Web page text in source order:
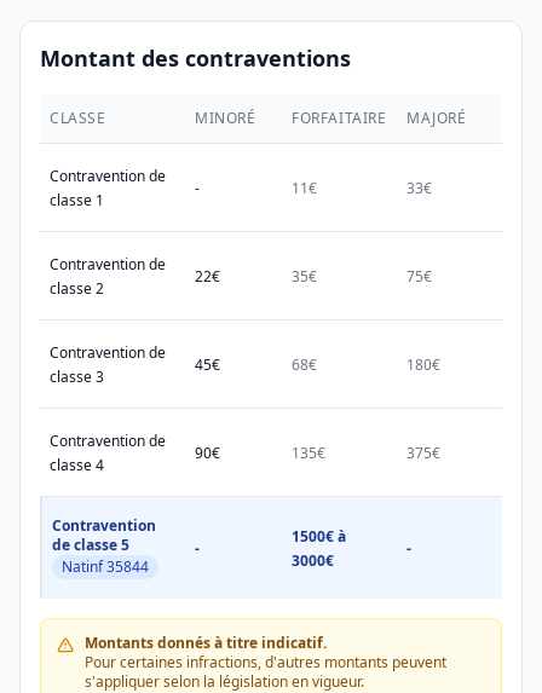
Montant des contraventions
CLASSE MINORÉ FORFAITAIRE MAJORÉ
Contravention de
classe 1
- 11€ 33€
Contravention de
classe 2
22€ 35€ 75€
Contravention de
classe 3
45€ 68€ 180€
Contravention de
classe 4
90€ 135€ 375€
Contravention
de classe 5
Natinf 35844
-
1500€ à
3000€
-
Montants donnés à titre indicatif.
Pour certaines infractions, d'autres montants peuvent
s'appliquer selon la législation en vigueur.